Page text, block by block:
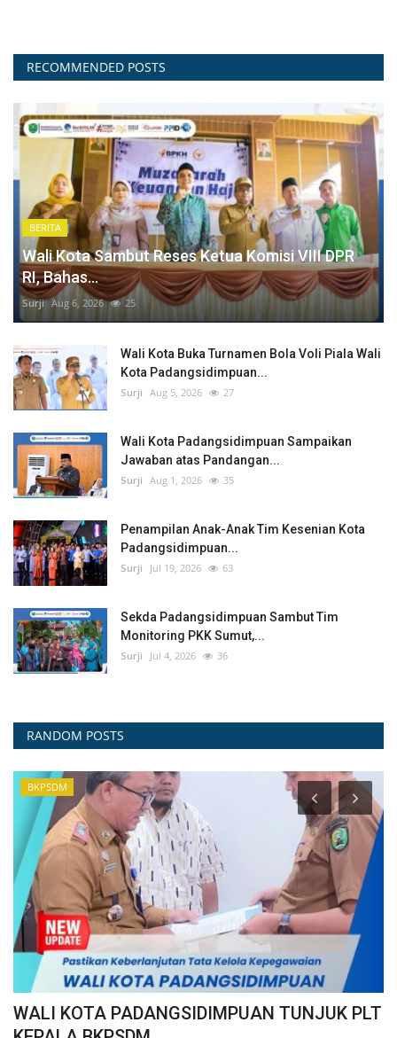
RECOMMENDED POSTS
BERITA
Wali Kota Sambut Reses Ketua Komisi VIII DPR
RI, Bahas...
Surji Aug 6, 2026 25
Wali Kota Buka Turnamen Bola Voli Piala Wali
Kota Padangsidimpuan...
Surji Aug 5, 2026 27
Wali Kota Padangsidimpuan Sampaikan
Jawaban atas Pandangan...
Surji Aug 1, 2026 35
Penampilan Anak-Anak Tim Kesenian Kota
Padangsidimpuan...
Surji Jul 19, 2026 63
Sekda Padangsidimpuan Sambut Tim
Monitoring PKK Sumut,...
Surji Jul 4, 2026 36
RANDOM POSTS
BERITA
Cegah Narkoba dari Keluarga, TP PKK